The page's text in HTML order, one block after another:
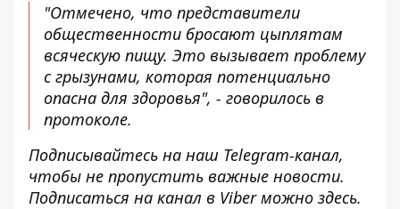
"Отмечено, что представители
общественности бросают цыплятам
всяческую пищу. Это вызывает проблему
с грызунами, которая потенциально
опасна для здоровья", - говорилось в
протоколе.
Подписывайтесь на наш Telegram-канал,
чтобы не пропустить важные новости.
Подписаться на канал в Viber можно здесь.